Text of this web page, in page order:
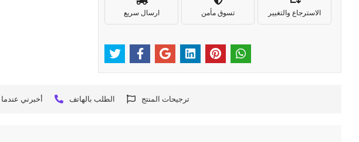
ارسال سريع تسوق مأمن الاسترجاع والتغيير
أخبرني عندما الطلب بالهاتف ترجيحات المنتج